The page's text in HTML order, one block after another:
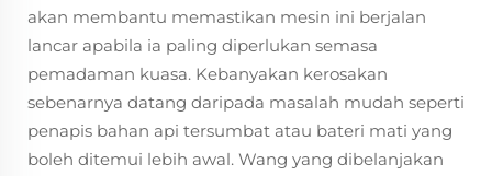
akan membantu memastikan mesin ini berjalan
lancar apabila ia paling diperlukan semasa
pemadaman kuasa. Kebanyakan kerosakan
sebenarnya datang daripada masalah mudah seperti
penapis bahan api tersumbat atau bateri mati yang
boleh ditemui lebih awal. Wang yang dibelanjakan